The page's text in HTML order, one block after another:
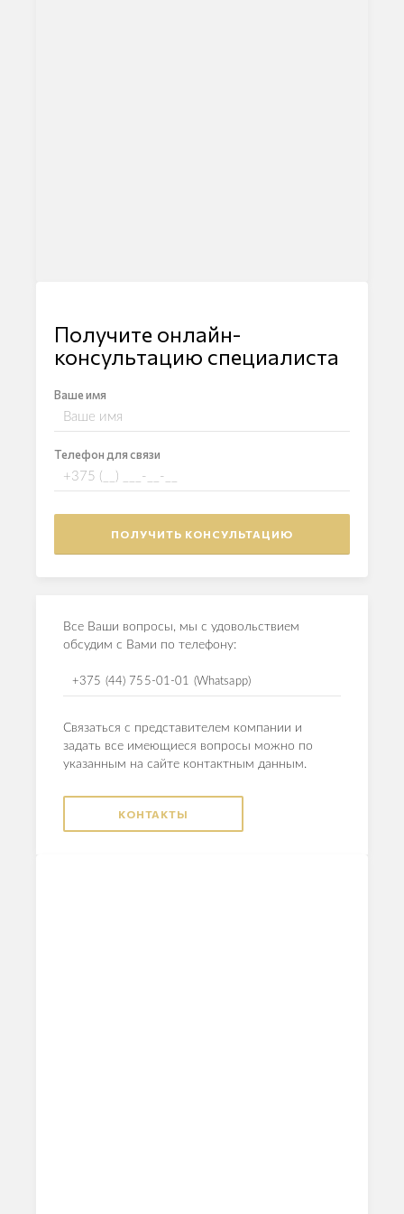
Получите онлайн-
консультацию специалиста
Ваше имя
Телефон для связи
Все Ваши вопросы, мы с удовольствием
обсудим с Вами по телефону:
+375 (44) 755-01-01 (Whatsapp)
Связаться с представителем компании и
задать все имеющиеся вопросы можно по
указанным на сайте контактным данным.
КОНТАКТЫ